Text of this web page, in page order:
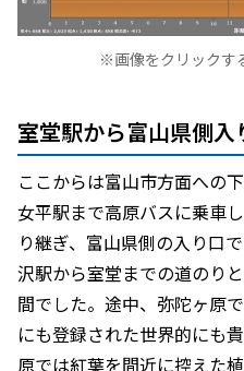
※画像をクリックす
室堂駅から富山県側
ここからは富山市方面への
女平駅まで高原バスに乗車
り継ぎ、富山県側の入り口
沢駅から室堂までの道のり
間でした。途中、弥陀ヶ原
にも登録された世界的にも
原では紅葉を間近に控えた